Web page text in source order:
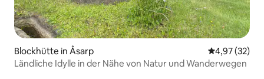
Blockhütte in Åsarp
4,97 (32)
Ländliche Idylle in der Nähe von Natur und Wanderwegen